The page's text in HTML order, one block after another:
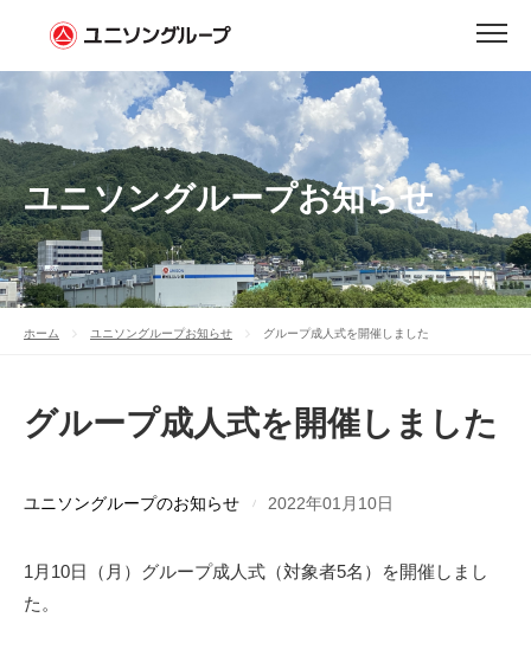
ユニソングループお知らせ
ホーム ユニソングループお知らせ グループ成人式を開催しました
グループ成人式を開催しました
ユニソングループのお知らせ 2022年01月10日
1月10日（月）グループ成人式（対象者5名）を開催しまし
た。